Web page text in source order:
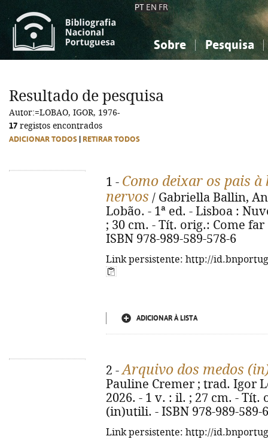
PT EN FR
Sobre Pesquisa
Ciências sociais...
Ciências sociais...
Resultado de pesquisa
Autor:=LOBAO, IGOR, 1976-
17 registos encontrados
ADICIONAR TODOS RETIRAR TODOS
1 - Como deixar os pais à
nervos / Gabriella Ballin,
Lobão. - 1ª ed. - Lisboa :
; 30 cm. - Tít. orig.: Come
ISBN 978-989-589-578-6
Link persistente: http://
ADICIONAR À LISTA
2 -Arquivo dos medos
Pauline Cremer ; trad. Igor
2026. - 1 v. : il. ; 27 cm. -
(in)utili. - ISBN 978-989-589-
Link persistente: http://